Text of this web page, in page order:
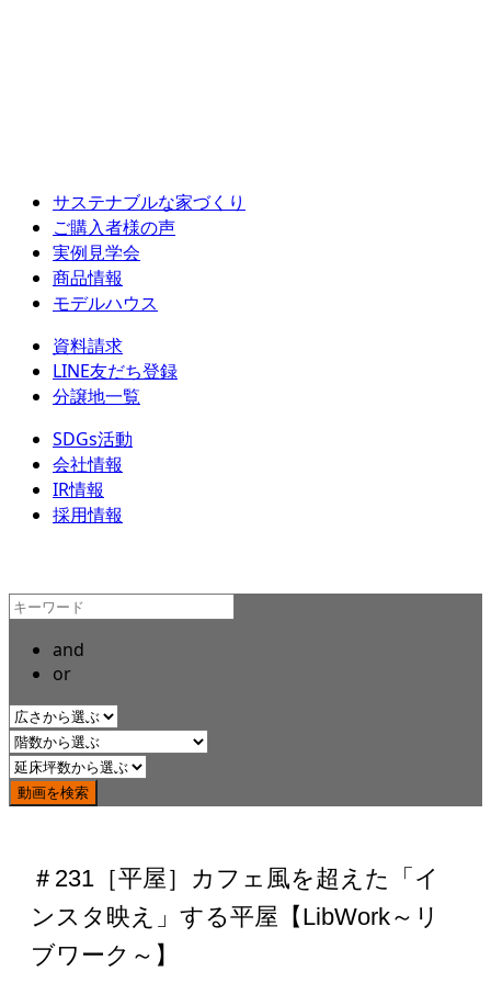
サステナブルな家づくり
ご購入者様の声
実例見学会
商品情報
モデルハウス
資料請求
LINE友だち登録
分譲地一覧
SDGs活動
会社情報
IR情報
採用情報
and
or
＃231［平屋］カフェ風を超えた「イ
ンスタ映え」する平屋【LibWork～リ
ブワーク～】